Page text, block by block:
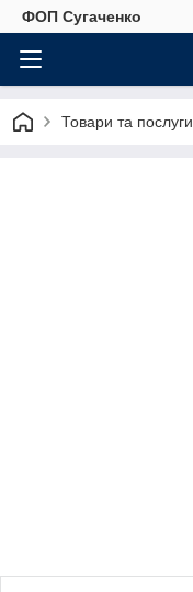
ФОП Сугаченко
Товари та послуги